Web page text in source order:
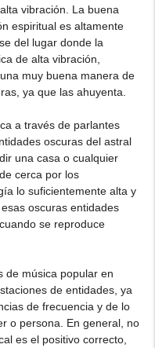
vibración. La buena
espiritual es altamente
del lugar donde la
de alta vibración,
muy buena manera de
ya que las ahuyenta.
a través de parlantes
oscuras del astral
una casa o cualquier
cerca por los
lo suficientemente alta y
oscuras entidades
se reproduce
de música popular en
de entidades, ya
de frecuencia y de lo
o persona. En general, no
es el positivo correcto,